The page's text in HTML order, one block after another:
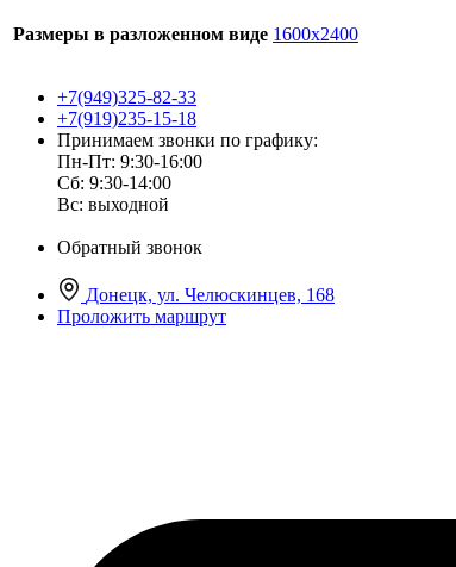
Размеры в разложенном виде 1600х2400
+7(949)325-82-33
+7(919)235-15-18
Принимаем звонки по графику:
Пн-Пт: 9:30-16:00
Сб: 9:30-14:00
Вс: выходной
Обратный звонок
Донецк, ул. Челюскинцев, 168
Проложить маршрут